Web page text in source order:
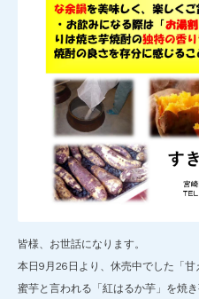
皆様、お世話になります。
本日9月26日より、休売中でした「甘
蜜芋と言われる「紅はるか芋」を焼